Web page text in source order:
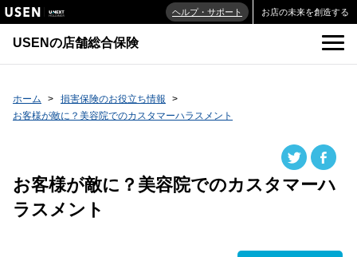
ヘルプ・サポート お店の未来を創造する
USENの店舗総合保険
ホーム
損害保険のお役立ち情報
お客様が敵に？美容院でのカスタマーハラスメント
お客様が敵に？美容院でのカスタマーハ
ラスメント